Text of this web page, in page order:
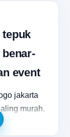
tepuk
event
jakarta
murah.
apakah